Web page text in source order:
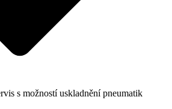
s možností uskladnění pneumatik